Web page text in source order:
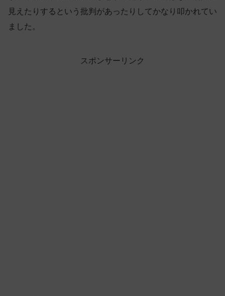
見えたりするという批判があったりしてかなり叩かれてい
ました。
スポンサーリンク